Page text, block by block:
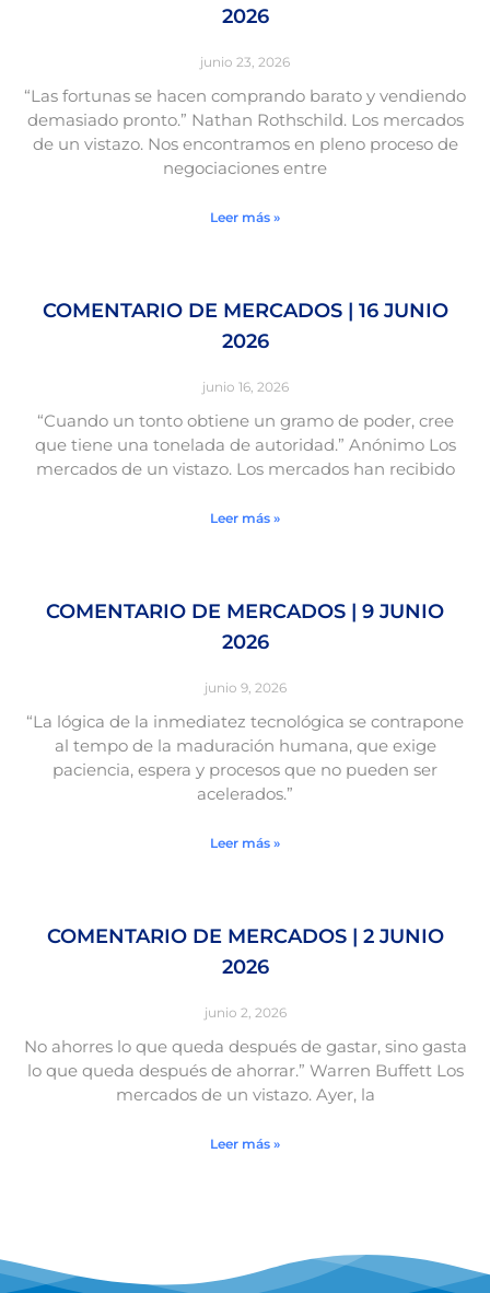
2026
junio 23, 2026
“Las fortunas se hacen comprando barato y vendiendo
demasiado pronto.” Nathan Rothschild. Los mercados
de un vistazo. Nos encontramos en pleno proceso de
negociaciones entre
Leer más »
COMENTARIO DE MERCADOS | 16 JUNIO
2026
junio 16, 2026
“Cuando un tonto obtiene un gramo de poder, cree
que tiene una tonelada de autoridad.” Anónimo Los
mercados de un vistazo. Los mercados han recibido
Leer más »
COMENTARIO DE MERCADOS | 9 JUNIO
2026
junio 9, 2026
“La lógica de la inmediatez tecnológica se contrapone
al tempo de la maduración humana, que exige
paciencia, espera y procesos que no pueden ser
acelerados.”
Leer más »
COMENTARIO DE MERCADOS | 2 JUNIO
2026
junio 2, 2026
No ahorres lo que queda después de gastar, sino gasta
lo que queda después de ahorrar.” Warren Buffett Los
mercados de un vistazo. Ayer, la
Leer más »